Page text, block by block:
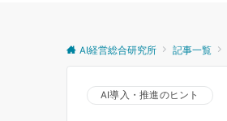
AI経営総合研究所 記事一覧
AI導入・推進のヒント